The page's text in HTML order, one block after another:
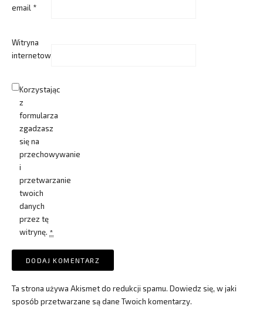
email *
Witryna
internetowa
Korzystając
z
formularza
zgadzasz
się na
przechowywanie
i
przetwarzanie
twoich
danych
przez tę
witrynę. *
Ta strona używa Akismet do redukcji spamu. Dowiedz się, w jaki
sposób przetwarzane są dane Twoich komentarzy.